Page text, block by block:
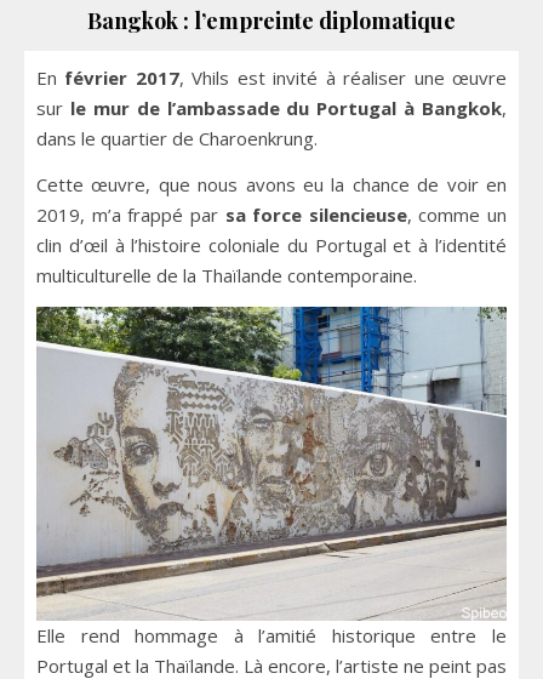
Bangkok : l’empreinte diplomatique
En février 2017, Vhils est invité à réaliser une œuvre
sur le mur de l’ambassade du Portugal à Bangkok,
dans le quartier de Charoenkrung.
Cette œuvre, que nous avons eu la chance de voir en
2019, m’a frappé par sa force silencieuse, comme un
clin d’œil à l’histoire coloniale du Portugal et à l’identité
multiculturelle de la Thaïlande contemporaine.
Elle rend hommage à l’amitié historique entre le
Portugal et la Thaïlande. Là encore, l’artiste ne peint pas